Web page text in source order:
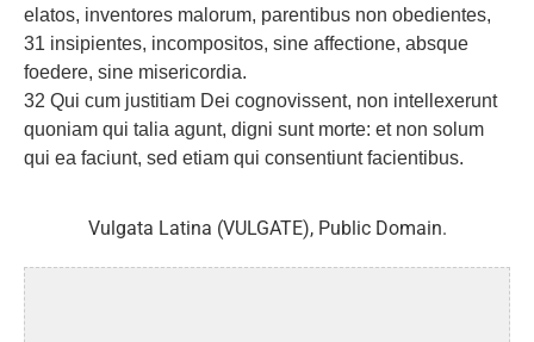
elatos, inventores malorum, parentibus non obedientes,
31 insipientes, incompositos, sine affectione, absque
foedere, sine misericordia.
32 Qui cum justitiam Dei cognovissent, non intellexerunt
quoniam qui talia agunt, digni sunt morte: et non solum
qui ea faciunt, sed etiam qui consentiunt facientibus.
Vulgata Latina (VULGATE), Public Domain.